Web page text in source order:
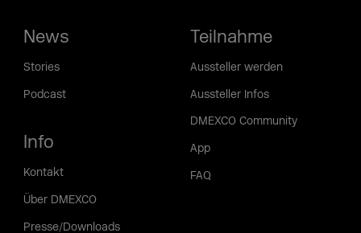
News
Stories
Podcast
Info
Kontakt
Über DMEXCO
Presse/Downloads
Teilnahme
Aussteller werden
Aussteller Infos
DMEXCO Community
App
FAQ